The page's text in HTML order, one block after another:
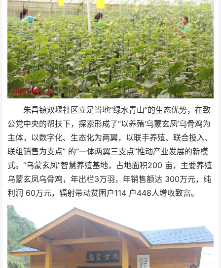
朱昌镇双堰社区立足当地“绿水青山”的生态优势，在致
公党中央的帮扶下，探索形成了“以养殖‘乌蒙玄凤’乌骨鸡为
主体，以数字化、生态化为两翼，以联手养殖、联合投入、
联组销售为支点” 的“一体两翼三支点”推动产业发展的新模
式。“乌蒙玄凤”智慧养殖基地，占地面积200 亩，主要养殖
乌蒙玄凤乌骨鸡，年出栏3万羽，年销售额达 300万元，纯
利润 60万元，辐射带动贫困户114 户448人增收致富。